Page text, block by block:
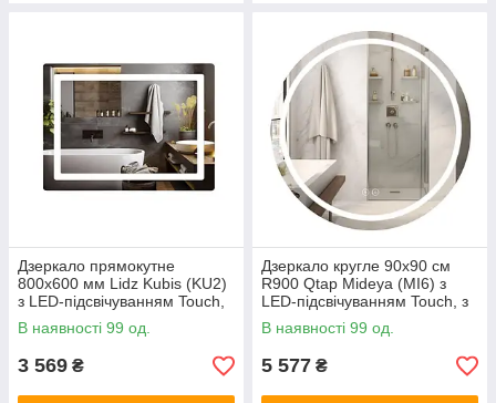
Дзеркало прямокутне
800х600 мм Lidz Kubis (KU2)
з LED-підсвічуванням Touch,
з антизапотіванням, з
димером, рег. яскравості
В наявності 99 од.
3 569 ₴
Дзеркало кругле 90x90 см
R900 Qtap Mideya (MI6) з
LED-підсвічуванням Touch, з
антизапітнінням, димером,
рег. яскравості
В наявності 99 од.
5 577 ₴